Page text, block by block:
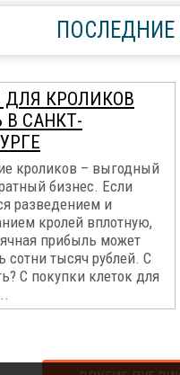
ДЛЯ КРОЛИКОВ
В САНКТ-
кроликов – выгодный
бизнес. Если
разведением и
кролей вплотную,
прибыль может
сотни тысяч рублей. С
С покупки клеток для